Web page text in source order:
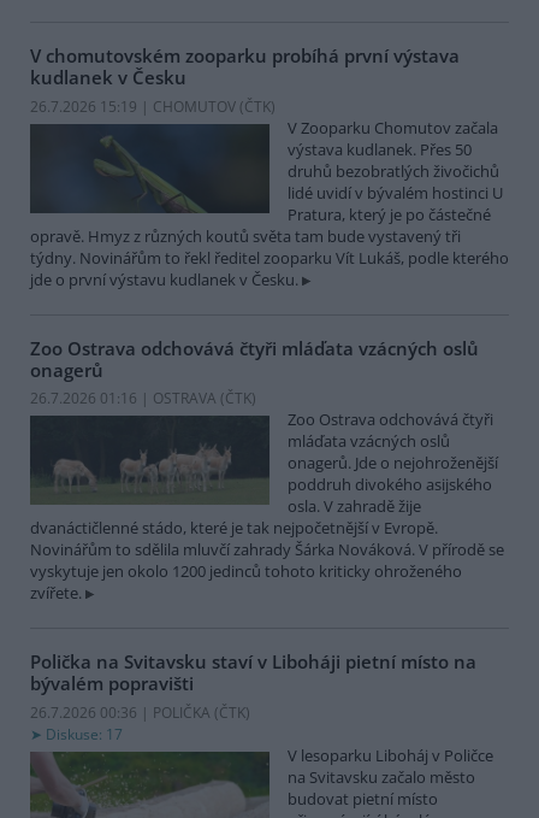
V chomutovském zooparku probíhá první výstava
kudlanek v Česku
26.7.2026 15:19 | CHOMUTOV (ČTK)
V Zooparku Chomutov začala
výstava kudlanek. Přes 50
druhů bezobratlých živočichů
lidé uvidí v bývalém hostinci U
Pratura, který je po částečné
opravě. Hmyz z různých koutů světa tam bude vystavený tři
týdny. Novinářům to řekl ředitel zooparku Vít Lukáš, podle kterého
jde o první výstavu kudlanek v Česku.
Zoo Ostrava odchovává čtyři mláďata vzácných oslů
onagerů
26.7.2026 01:16 | OSTRAVA (ČTK)
Zoo Ostrava odchovává čtyři
mláďata vzácných oslů
onagerů. Jde o nejohroženější
poddruh divokého asijského
osla. V zahradě žije
dvanáctičlenné stádo, které je tak nejpočetnější v Evropě.
Novinářům to sdělila mluvčí zahrady Šárka Nováková. V přírodě se
vyskytuje jen okolo 1200 jedinců tohoto kriticky ohroženého
zvířete.
Polička na Svitavsku staví v Liboháji pietní místo na
bývalém popravišti
26.7.2026 00:36 | POLIČKA (ČTK)
Diskuse: 17
V lesoparku Liboháj v Poličce
na Svitavsku začalo město
budovat pietní místo